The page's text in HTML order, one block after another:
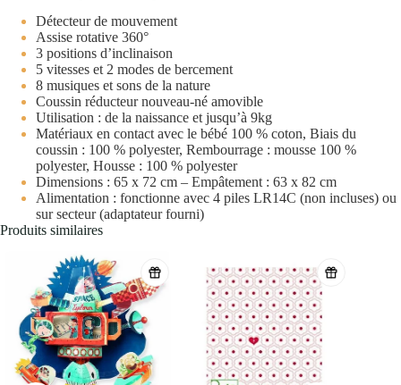
Détecteur de mouvement
Assise rotative 360°
3 positions d’inclinaison
5 vitesses et 2 modes de bercement
8 musiques et sons de la nature
Coussin réducteur nouveau-né amovible
Utilisation : de la naissance et jusqu’à 9kg
Matériaux en contact avec le bébé 100 % coton, Biais du
coussin : 100 % polyester, Rembourrage : mousse 100 %
polyester, Housse : 100 % polyester
Dimensions : 65 x 72 cm – Empâtement : 63 x 82 cm
Alimentation : fonctionne avec 4 piles LR14C (non incluses) ou
sur secteur (adaptateur fourni)
Produits similaires